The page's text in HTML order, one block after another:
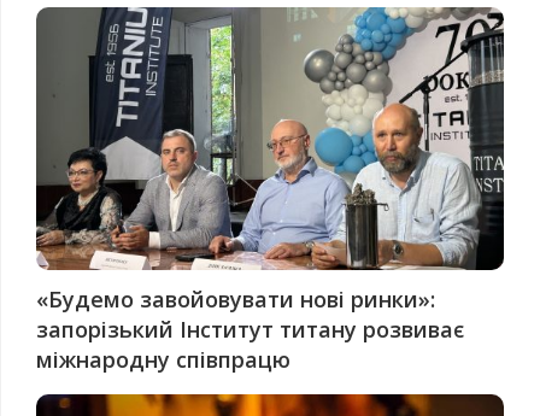
«Будемо завойовувати нові ринки»:
запорізький Інститут титану розвиває
міжнародну співпрацю